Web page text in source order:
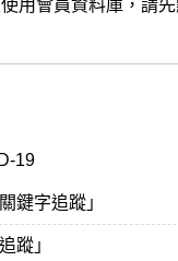
用會員資料庫，請
19
鍵字追蹤」
蹤」